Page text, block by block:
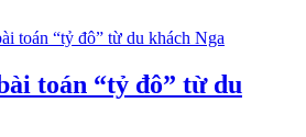
toán “tỷ đô” từ du